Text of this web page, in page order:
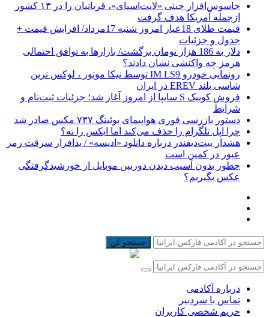
جاسوس‌افزار چینی «لایت‌اسپای»، قربانیان را در ۱۳ کشور
ازجمله آمریکا هدف گرفت
قیمت طلای 18عیار امروز شنبه 17مرداد/ افزایش قیمت +
جدول و جزئیات
دلار به 186 هزار تومان برگشت/ بازارها به توافق احتمالی
هرمز چه واکنشی نشان دادند؟
رونمایی خودرو IM LS9 توسط نیکا موتور ، لوکس ترین
شاسی بلند EREV در ایران
فروش کوییک S سایپا از امروز آغاز شد؛ جزئیات ثبت‌نام و
شرایط
دستور بازرسی فوری هواپیمای بوئینگ ۷۳۷ مکس صادر شد
چرا اپل تلگرام را حذف می‌کند اما ایکس را نه؟
هشدار بیت‌دیفندر درباره دانلود «ادیسه» / بدافزار سرقت رمز
عبور در کمین است
چطور بدون آسیب دیدن دوربین موبایل از خورشیدگرفتگی
عکس بگیریم؟
جستجو کن
درباره آکادمی
تماس با سردبیر
حریم شخصی کاربران